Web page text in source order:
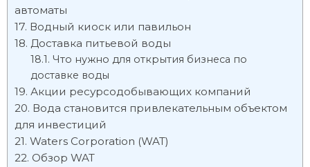
автоматы
Водный киоск или павильон
Доставка питьевой воды
Что нужно для открытия бизнеса по
доставке воды
Акции ресурсодобывающих компаний
Вода становится привлекательным объектом
для инвестиций
Waters Corporation (WAT)
Обзор WAT